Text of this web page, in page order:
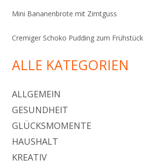
Mini Bananenbrote mit Zimtguss
Cremiger Schoko Pudding zum Frühstück
ALLE KATEGORIEN
ALLGEMEIN
GESUNDHEIT
GLÜCKSMOMENTE
HAUSHALT
KREATIV